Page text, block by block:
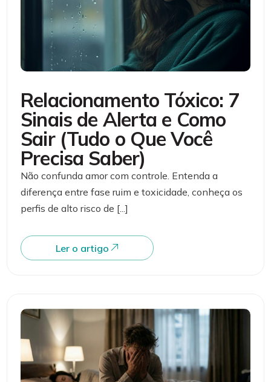
Relacionamento Tóxico: 7
Sinais de Alerta e Como
Sair (Tudo o Que Você
Precisa Saber)
Não confunda amor com controle. Entenda a
diferença entre fase ruim e toxicidade, conheça os
perfis de alto risco de [...]
Ler o artigo